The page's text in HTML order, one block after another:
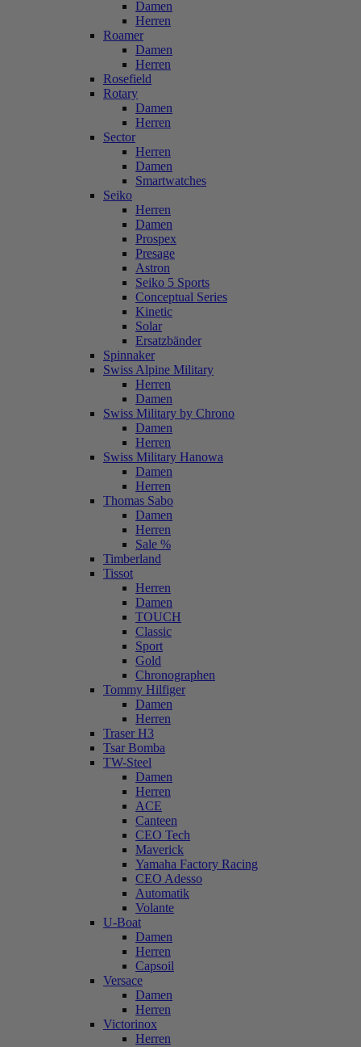
Damen
Herren
Roamer
Damen
Herren
Rosefield
Rotary
Damen
Herren
Sector
Herren
Damen
Smartwatches
Seiko
Herren
Damen
Prospex
Presage
Astron
Seiko 5 Sports
Conceptual Series
Kinetic
Solar
Ersatzbänder
Spinnaker
Swiss Alpine Military
Herren
Damen
Swiss Military by Chrono
Damen
Herren
Swiss Military Hanowa
Damen
Herren
Thomas Sabo
Damen
Herren
Sale %
Timberland
Tissot
Herren
Damen
TOUCH
Classic
Sport
Gold
Chronographen
Tommy Hilfiger
Damen
Herren
Traser H3
Tsar Bomba
TW-Steel
Damen
Herren
ACE
Canteen
CEO Tech
Maverick
Yamaha Factory Racing
CEO Adesso
Automatik
Volante
U-Boat
Damen
Herren
Capsoil
Versace
Damen
Herren
Victorinox
Herren